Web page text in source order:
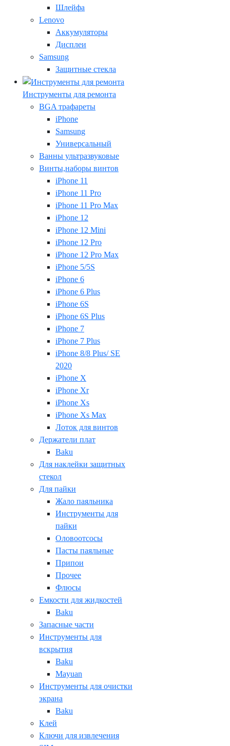
Шлейфа
Lenovo
Аккумуляторы
Дисплеи
Samsung
Защитные стекла
Инструменты для ремонта
BGA трафареты
iPhone
Samsung
Универсальный
Ванны ультразвуковые
Винты,наборы винтов
iPhone 11
iPhone 11 Pro
iPhone 11 Pro Max
iPhone 12
iPhone 12 Mini
iPhone 12 Pro
iPhone 12 Pro Max
iPhone 5/5S
iPhone 6
iPhone 6 Plus
iPhone 6S
iPhone 6S Plus
iPhone 7
iPhone 7 Plus
iPhone 8/8 Plus/ SE
2020
iPhone X
iPhone Xr
iPhone Xs
iPhone Xs Max
Лоток для винтов
Держатели плат
Baku
Для наклейки защитных
стекол
Для пайки
Жало паяльника
Инструменты для
пайки
Оловоотсосы
Пасты паяльные
Припои
Прочее
Флюсы
Емкости для жидкостей
Baku
Запасные части
Инструменты для
вскрытия
Baku
Mayuan
Инструменты для очистки
экрана
Baku
Клей
Ключи для извлечения